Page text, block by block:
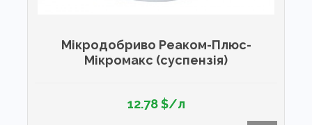
Мікродобриво Реаком-Плюс-
Мікромакс (суспензія)
12.78 $/л